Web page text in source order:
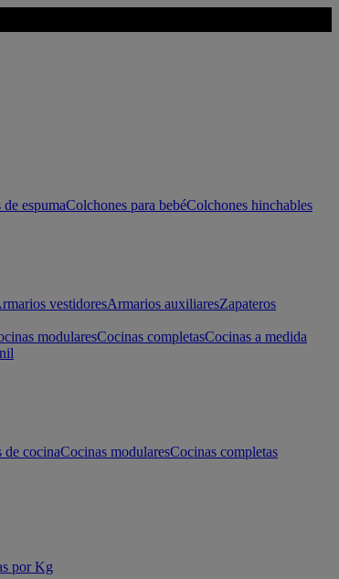
espumaColchones para bebéColchones hinchables
vestidoresArmarios auxiliaresZapateros
modularesCocinas completasCocinas a medida
de cocinaCocinas modularesCocinas completas
por Kg